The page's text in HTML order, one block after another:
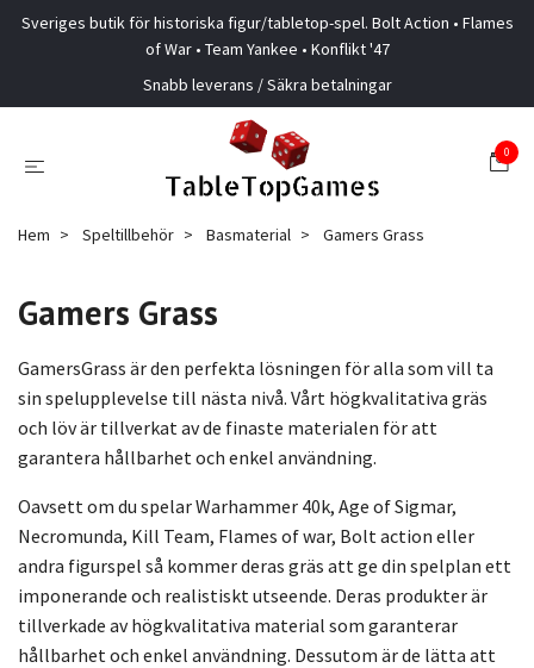
Sveriges butik för historiska figur/tabletop-spel. Bolt Action • Flames
of War • Team Yankee • Konflikt '47
Snabb leverans / Säkra betalningar
0
Hem Speltillbehör Basmaterial Gamers Grass
Gamers Grass
GamersGrass är den perfekta lösningen för alla som vill ta
sin spelupplevelse till nästa nivå. Vårt högkvalitativa gräs
och löv är tillverkat av de finaste materialen för att
garantera hållbarhet och enkel användning.
Oavsett om du spelar Warhammer 40k, Age of Sigmar,
Necromunda, Kill Team, Flames of war, Bolt action eller
andra figurspel så kommer deras gräs att ge din spelplan ett
imponerande och realistiskt utseende. Deras produkter är
tillverkade av högkvalitativa material som garanterar
hållbarhet och enkel användning. Dessutom är de lätta att